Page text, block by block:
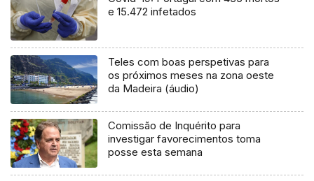
e 15.472 infetados
Teles com boas perspetivas para
os próximos meses na zona oeste
da Madeira (áudio)
Comissão de Inquérito para
investigar favorecimentos toma
posse esta semana